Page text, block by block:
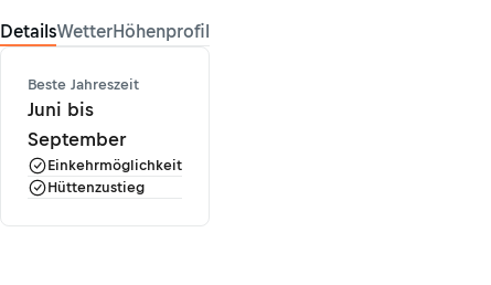
DetailsWetterHöhenprofil
Beste Jahreszeit
Juni bis
September
Einkehrmöglichkeit
Hüttenzustieg